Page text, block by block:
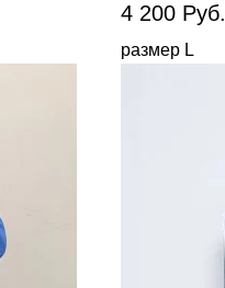
4 200 Руб.
размер L